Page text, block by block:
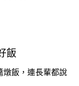
飯
燉飯，連長輩都說